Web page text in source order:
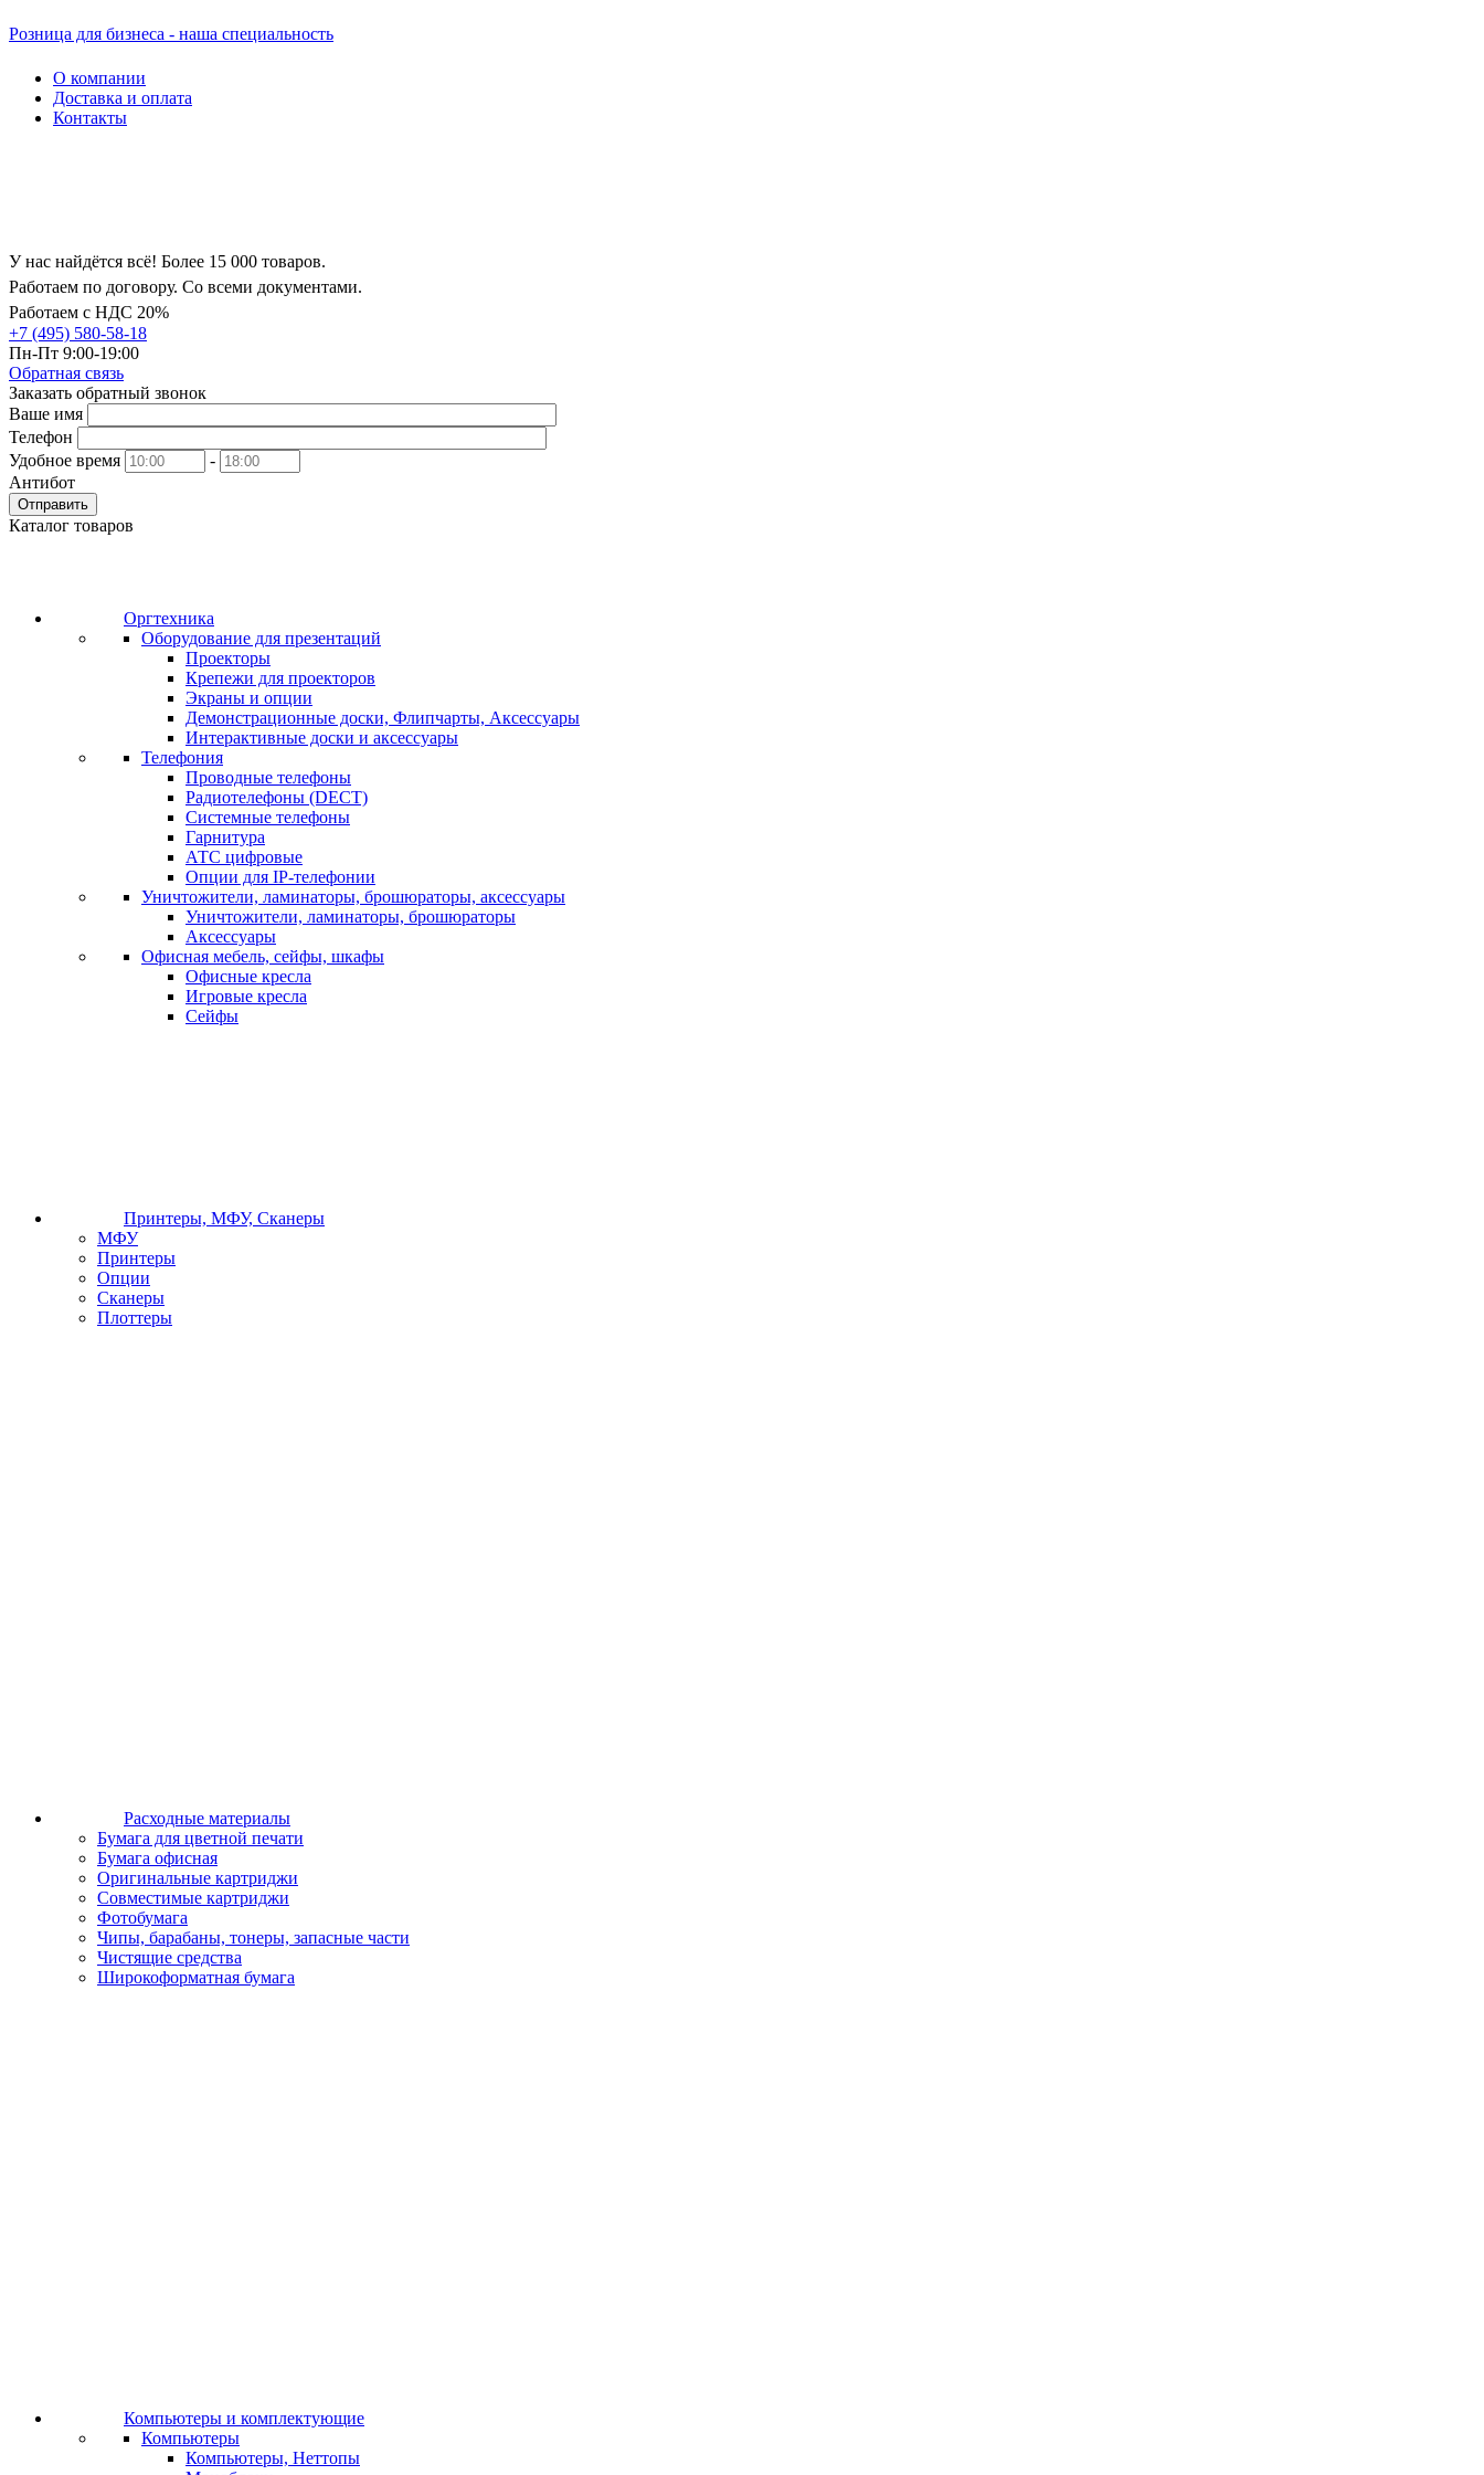
Розница для бизнеса - наша специальность
О компании
Доставка и оплата
Контакты
У нас найдётся всё! Более 15 000 товаров.
Работаем по договору. Со всеми документами.
Работаем с НДС 20%
+7 (495) 580-58-18
Пн-Пт 9:00-19:00
Обратная связь
Заказать обратный звонок
Ваше имя
Телефон
Удобное время
-
Антибот
Отправить
Каталог товаров
Оргтехника
Оборудование для презентаций
Проекторы
Крепежи для проекторов
Экраны и опции
Демонстрационные доски, Флипчарты, Аксессуары
Интерактивные доски и аксессуары
Телефония
Проводные телефоны
Радиотелефоны (DECT)
Системные телефоны
Гарнитура
АТС цифровые
Опции для IP-телефонии
Уничтожители, ламинаторы, брошюраторы, аксессуары
Уничтожители, ламинаторы, брошюраторы
Аксессуары
Офисная мебель, сейфы, шкафы
Офисные кресла
Игровые кресла
Сейфы
Принтеры, МФУ, Сканеры
МФУ
Принтеры
Опции
Сканеры
Плоттеры
Расходные материалы
Бумага для цветной печати
Бумага офисная
Оригинальные картриджи
Совместимые картриджи
Фотобумага
Чипы, барабаны, тонеры, запасные части
Чистящие средства
Широкоформатная бумага
Компьютеры и комплектующие
Компьютеры
Компьютеры, Неттопы